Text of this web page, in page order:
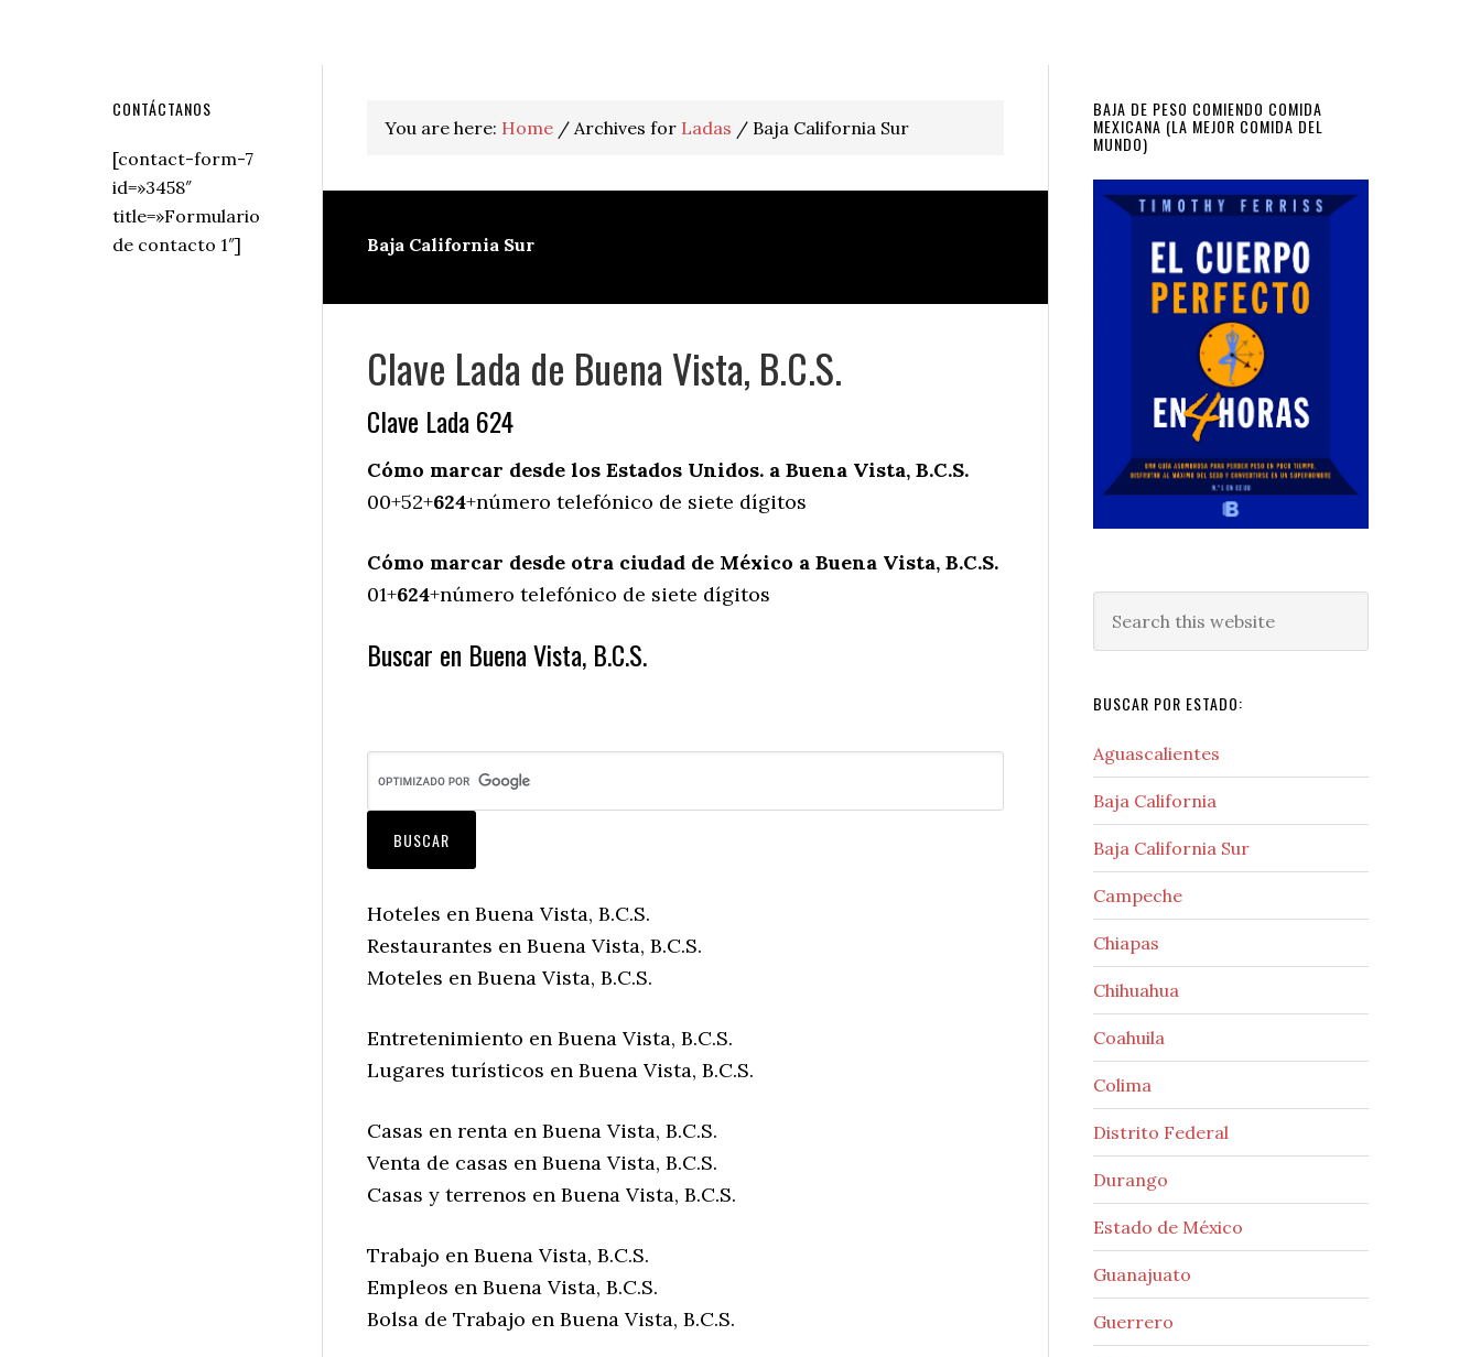
You are here: Home / Archives for Ladas / Baja California Sur
Baja California Sur
Clave Lada de Buena Vista, B.C.S.
Clave Lada 624
Cómo marcar desde los Estados Unidos. a Buena Vista, B.C.S.
00+52+624+número telefónico de siete dígitos
Cómo marcar desde otra ciudad de México a Buena Vista, B.C.S.
01+624+número telefónico de siete dígitos
Buscar en Buena Vista, B.C.S.
Hoteles en Buena Vista, B.C.S.
Restaurantes en Buena Vista, B.C.S.
Moteles en Buena Vista, B.C.S.
Entretenimiento en Buena Vista, B.C.S.
Lugares turísticos en Buena Vista, B.C.S.
Casas en renta en Buena Vista, B.C.S.
Venta de casas en Buena Vista, B.C.S.
Casas y terrenos en Buena Vista, B.C.S.
Trabajo en Buena Vista, B.C.S.
Empleos en Buena Vista, B.C.S.
Bolsa de Trabajo en Buena Vista, B.C.S.
Primary
Sidebar
BAJA DE PESO COMIENDO COMIDA
MEXICANA (LA MEJOR COMIDA DEL
MUNDO)
this
BUSCAR POR ESTADO:
Aguascalientes
Baja California
Baja California Sur
Campeche
Chiapas
Chihuahua
Coahuila
Colima
Distrito Federal
Durango
Estado de México
Guanajuato
Guerrero
Secondary
Sidebar
CONTÁCTANOS
[contact-form-7
id=»3458″
title=»Formulario
de contacto 1″]